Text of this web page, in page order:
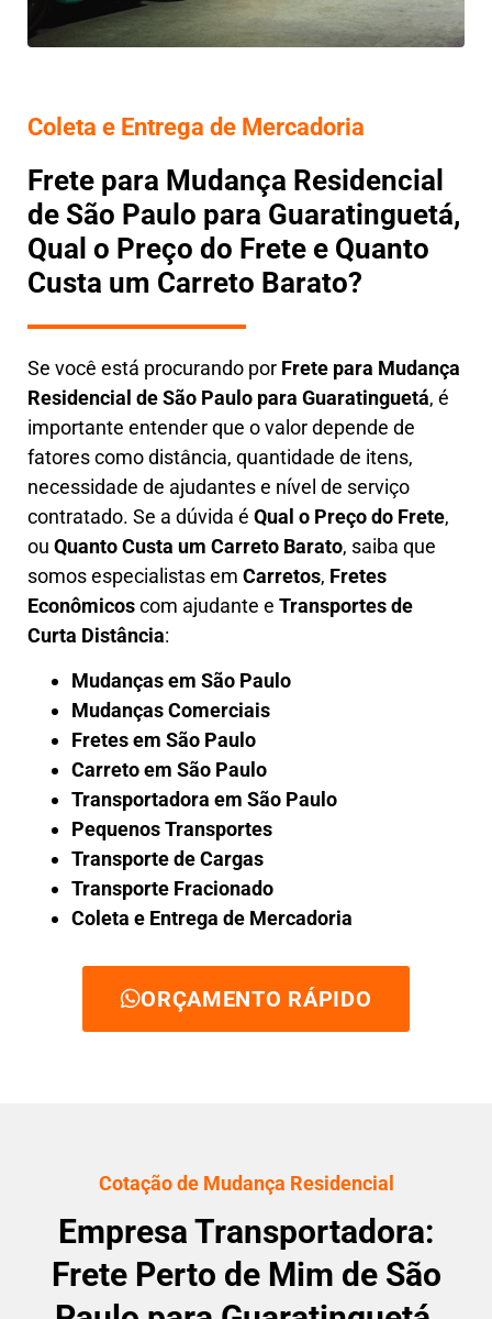
Coleta e Entrega de Mercadoria
Frete para Mudança Residencial
de São Paulo para Guaratinguetá,
Qual o Preço do Frete e Quanto
Custa um Carreto Barato?
Se você está procurando por Frete para Mudança
Residencial de São Paulo para Guaratinguetá, é
importante entender que o valor depende de
fatores como distância, quantidade de itens,
necessidade de ajudantes e nível de serviço
contratado. Se a dúvida é Qual o Preço do Frete,
ou Quanto Custa um Carreto Barato, saiba que
somos especialistas em Carretos, Fretes
Econômicoscom ajudante e Transportes de
Curta Distância:
Mudanças em São Paulo
Mudanças Comerciais
Fretes em São Paulo
Carreto em São Paulo
Transportadora em São Paulo
Pequenos Transportes
Transporte de Cargas
Transporte Fracionado
Coleta e Entrega de Mercadoria
ORÇAMENTO RÁPIDO
Cotação de Mudança Residencial
Empresa Transportadora:
Frete Perto de Mim de São